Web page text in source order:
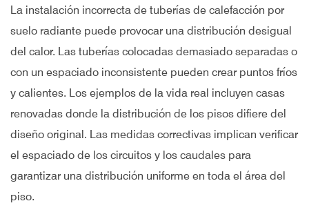
La instalación incorrecta de tuberías de calefacción por
suelo radiante puede provocar una distribución desigual
del calor. Las tuberías colocadas demasiado separadas o
con un espaciado inconsistente pueden crear puntos fríos
y calientes. Los ejemplos de la vida real incluyen casas
renovadas donde la distribución de los pisos difiere del
diseño original. Las medidas correctivas implican verificar
el espaciado de los circuitos y los caudales para
garantizar una distribución uniforme en toda el área del
piso.